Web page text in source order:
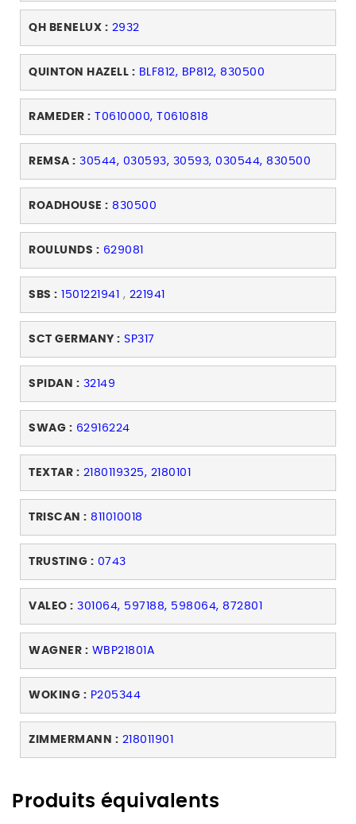
QH BENELUX : 2932
QUINTON HAZELL : BLF812, BP812, 830500
RAMEDER : T0610000, T0610818
REMSA : 30544, 030593, 30593, 030544, 830500
ROADHOUSE : 830500
ROULUNDS : 629081
SBS : 1501221941 , 221941
SCT GERMANY : SP317
SPIDAN : 32149
SWAG : 62916224
TEXTAR : 2180119325, 2180101
TRISCAN : 811010018
TRUSTING : 0743
VALEO : 301064, 597188, 598064, 872801
WAGNER : WBP21801A
WOKING : P205344
ZIMMERMANN : 218011901
Produits équivalents